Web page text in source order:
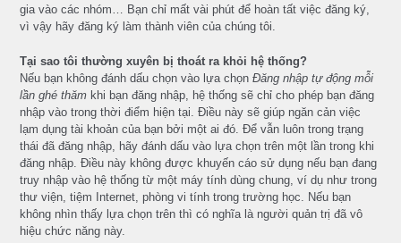
gia vào các nhóm… Bạn chỉ mất vài phút để hoàn tất việc đăng ký,
vì vậy hãy đăng ký làm thành viên của chúng tôi.
Tại sao tôi thường xuyên bị thoát ra khỏi hệ thống?
Nếu bạn không đánh dấu chọn vào lựa chọnĐăng nhập tự động mỗi
lần ghé thăm khi bạn đăng nhập, hệ thống sẽ chỉ cho phép bạn đăng
nhập vào trong thời điểm hiện tại. Điều này sẽ giúp ngăn cản việc
lạm dụng tài khoản của bạn bởi một ai đó. Để vẫn luôn trong trạng
thái đã đăng nhập, hãy đánh dấu vào lựa chọn trên một lần trong khi
đăng nhập. Điều này không được khuyến cáo sử dụng nếu bạn đang
truy nhập vào hệ thống từ một máy tính dùng chung, ví dụ như trong
thư viện, tiệm Internet, phòng vi tính trong trường học. Nếu bạn
không nhìn thấy lựa chọn trên thì có nghĩa là người quản trị đã vô
hiệu chức năng này.